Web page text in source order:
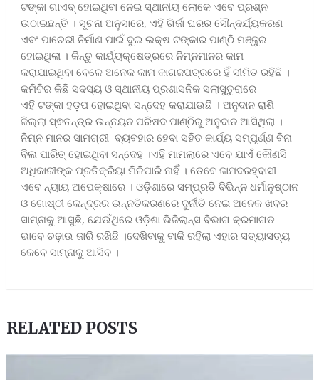
ଟଙ୍କା ଗାଏବ୍ ହୋଇଥିବା ନେଇ ସ୍ଥାନୀୟ ଲୋକେ ଏବେ ପ୍ରଶ୍ନ
ଉଠାଇଛନ୍ତି । ସୂଚନା ଅନୁସାରେ, ଏହି ଗିର୍ଜା ଘରର ସୌନ୍ଦର୍ଯ୍ୟକରଣ
ଏବଂ ପାଚେରୀ ନିର୍ମାଣ ପାଇଁ ଦୁଇ ଲକ୍ଷ ଟଙ୍କାର ପାଣ୍ଠି ମଞ୍ଜୁର
ହୋଇଥିଲା । କିନ୍ତୁ କାର୍ଯ୍ୟକ୍ଷେତ୍ରରେ ନିମ୍ନମାନର କାମ
କରାଯାଇଥିବା ବେଳେ ଅନେକ କାମ କାଗଜପତ୍ରରେ ହିଁ ସୀମିତ ରହିଛି ।
କମିଟିର କିଛି ସଦସ୍ୟ ଓ ସ୍ଥାନୀୟ ପ୍ରଶାସନିକ ସଲାସୁତୁରାରେ
ଏହି ଟଙ୍କା ହଡ଼ପ ହୋଇଥିବା ସନ୍ଦେହ କରାଯାଉଛି । ଅନୁଦାନ ରାଶି
ଜିଲ୍ଲା ସ୍ଵତନ୍ତ୍ର ଉନ୍ନୟନ ପରିଷଦ ପାଣ୍ଠିରୁ ଅନୁଦାନ ଆସିଥିଲା ।
ନିମ୍ନ ମାନର ସାମଗ୍ରୀ ବ୍ୟବହାର ହେବା ସହିତ କାର୍ଯ୍ୟ ସମ୍ପୂର୍ଣ୍ଣ ବିନା
ବିଲ ପାରିତ୍ ହୋଇଥିବା ସନ୍ଦେହ ।ଏହି ମାମଲାରେ ଏବେ ଯାଏଁ କୌଣସି
ଅଧିକାରୀଙ୍କ ପ୍ରତିକ୍ରିୟା ମିଳିପାରି ନାହିଁ । ତେବେ ଜାମଦରହ୍ବାସୀ
ଏବେ ନ୍ୟାୟ ଅପେକ୍ଷାରେ । ଓଡ଼ିଶାରେ ସମ୍ପ୍ରତି ବିଭିନ୍ନ ଧର୍ମାନୁଷ୍ଠାନ
ଓ ଗୋଷ୍ଠୀ କେନ୍ଦ୍ରର ଉନ୍ନତିକରଣରେ ଦୁର୍ନୀତି ନେଇ ଅନେକ ଖବର
ସାମ୍ନାକୁ ଆସୁଛି, ଯେଉଁଥିରେ ଓଡ଼ିଶା ଭିଜିଲାନ୍ସ ବିଭାଗ କ୍ରମାଗତ
ଭାବେ ଚଢ଼ାଉ ଜାରି ରଖିଛି ।ଦେଖିବାକୁ ବାକି ରହିଲା ଏହାର ସତ୍ୟାସତ୍ୟ
କେବେ ସାମ୍ନାକୁ ଆସିବ ।
RELATED POSTS